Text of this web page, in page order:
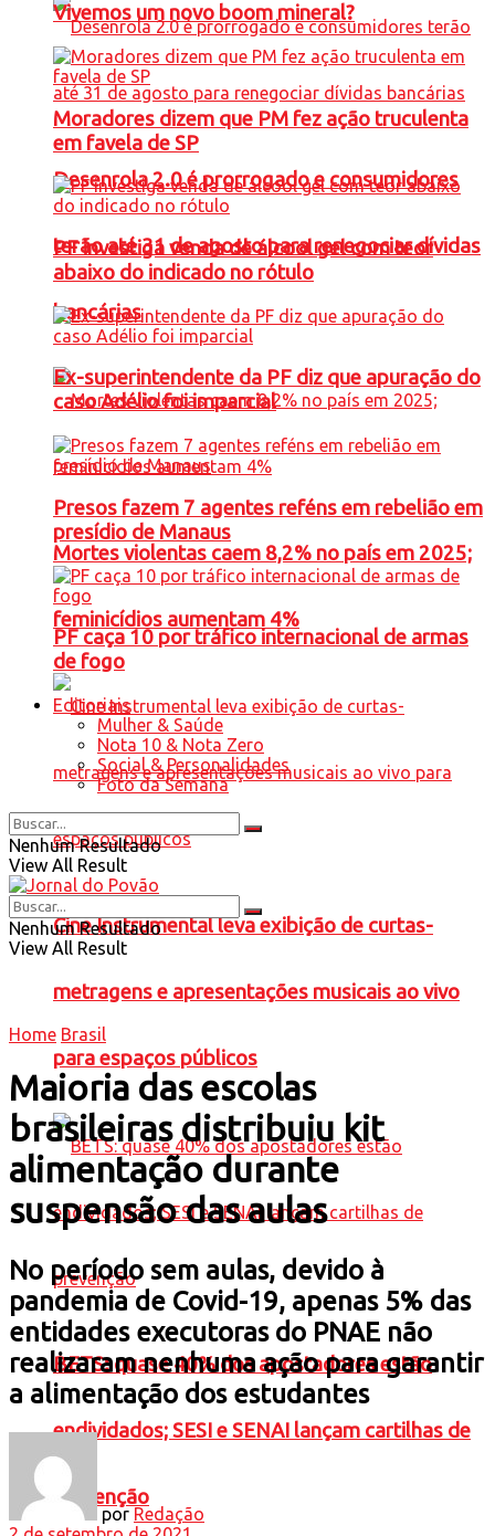
Desenrola 2.0 é prorrogado e consumidores
terão até 31 de agosto para renegociar dívidas
bancárias
Mortes violentas caem 8,2% no país em 2025;
feminicídios aumentam 4%
Cine Instrumental leva exibição de curtas-
metragens e apresentações musicais ao vivo
para espaços públicos
BETS: quase 40% dos apostadores estão
endividados; SESI e SENAI lançam cartilhas de
prevenção
Vivemos um novo boom mineral?
Moradores dizem que PM fez ação truculenta
em favela de SP
PF investiga venda de álcool gel com teor
abaixo do indicado no rótulo
Ex-superintendente da PF diz que apuração do
caso Adélio foi imparcial
Presos fazem 7 agentes reféns em rebelião em
presídio de Manaus
PF caça 10 por tráfico internacional de armas
de fogo
Editoriais
Mulher & Saúde
Nota 10 & Nota Zero
Social & Personalidades
Foto da Semana
Nenhum Resultado
View All Result
Nenhum Resultado
View All Result
Home Brasil
Maioria das escolas
brasileiras distribuiu kit
alimentação durante
suspensão das aulas
No período sem aulas, devido à
pandemia de Covid-19, apenas 5% das
entidades executoras do PNAE não
realizaram nenhuma ação para garantir
a alimentação dos estudantes
por Redação